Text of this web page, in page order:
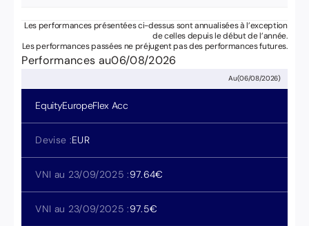
Les performances présentées ci-dessus sont annualisées à l’exception
de celles depuis le début de l’année.
Les performances passées ne préjugent pas des performances futures.
Performances au06/08/2026
Au(06/08/2026)
EquityEuropeFlex Acc
Devise :EUR
VNI au 23/09/2025 :97.64€
VNI au 23/09/2025 :97.5€